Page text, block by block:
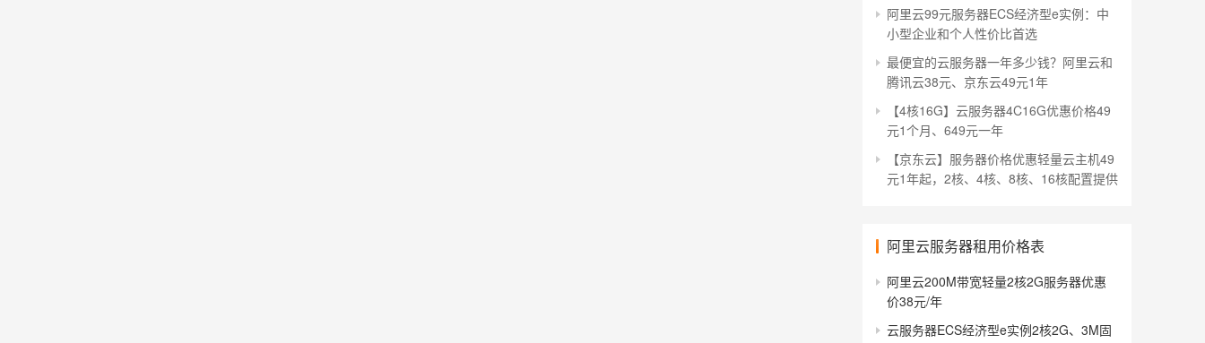
阿里云99元服务器ECS经济型e实例：中
小型企业和个人性价比首选
最便宜的云服务器一年多少钱？阿里云和
腾讯云38元、京东云49元1年
【4核16G】云服务器4C16G优惠价格49
元1个月、649元一年
【京东云】服务器价格优惠轻量云主机49
元1年起，2核、4核、8核、16核配置提供
阿里云服务器租用价格表
阿里云200M带宽轻量2核2G服务器优惠
价38元/年
云服务器ECS经济型e实例2核2G、3M固